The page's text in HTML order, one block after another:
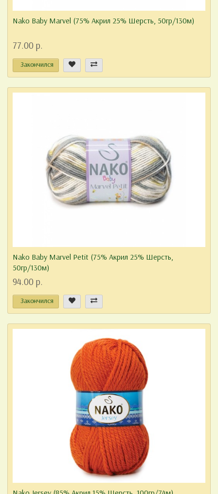
Nako Baby Marvel (75% Акрил 25% Шерсть, 50гр/130м)
77.00 р.
Закончился
Nako Baby Marvel Petit (75% Акрил 25% Шерсть,
50гр/130м)
94.00 р.
Закончился